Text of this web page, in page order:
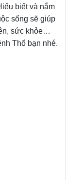
biết và nắm
sống sẽ giúp
sức khỏe…
Thổ bạn nhé.